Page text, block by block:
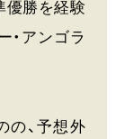
優勝を経験
・アンゴラ
の、予想外